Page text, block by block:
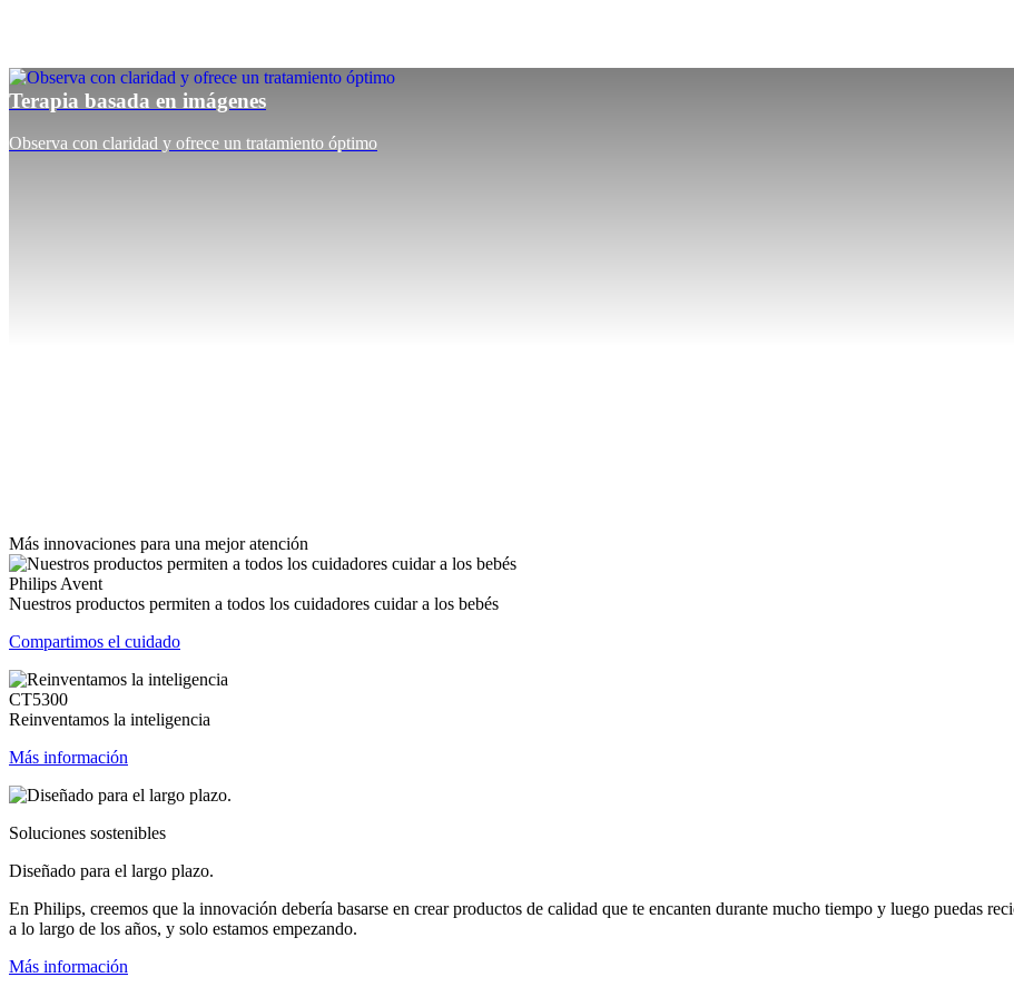
Terapia basada en imágenes
Observa con claridad y ofrece un tratamiento óptimo
Más innovaciones para una mejor atención
Philips Avent
Nuestros productos permiten a todos los cuidadores cuidar a los bebés
Compartimos el cuidado
CT5300
Reinventamos la inteligencia
Más información
Soluciones sostenibles
Diseñado para el largo plazo.
En Philips, creemos que la innovación debería basarse en crear productos de calidad que te encanten durante mucho tiempo y luego puedas
a lo largo de los años, y solo estamos empezando.
Más información